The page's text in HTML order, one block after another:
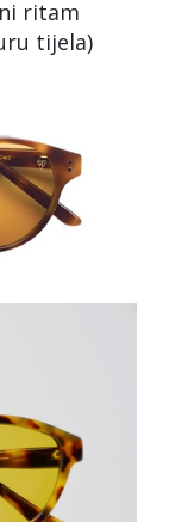
ritam
tijela)